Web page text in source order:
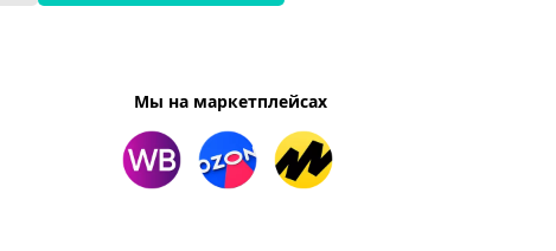
Мы на маркетплейсах